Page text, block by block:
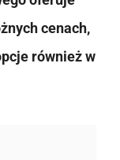
cenach,
również w